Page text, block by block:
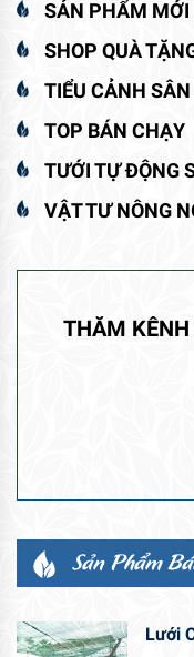
SẢN PHẨM MỚI
SHOP QUÀ
TIỂU CẢNH
TOP BÁN CHẠY
TƯỚI TỰ ĐỘNG
VẬT TƯ NÔNG
THĂM KÊNH
Sản Phẩm
Lưới